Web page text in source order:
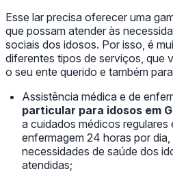
Esse lar precisa oferecer uma
que possam atender às
sociais dos idosos. Por isso, é
diferentes tipos de serviços, que
o seu ente querido e também
Assistência médica e de
particular para idosos em
a cuidados médicos regulares
enfermagem 24 horas por
necessidades de saúde dos
atendidas;